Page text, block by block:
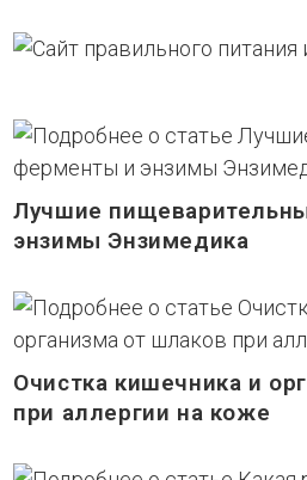
содержимому
Лучшие
энзимы Энзимедика
Очистка кишечника и
при аллергии на коже